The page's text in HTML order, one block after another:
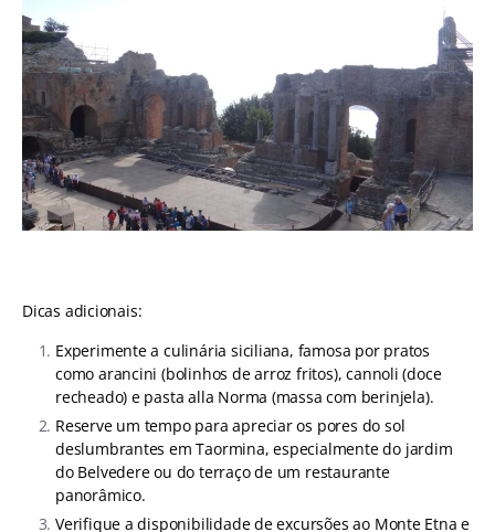
Dicas adicionais:
Experimente a culinária siciliana, famosa por pratos
como arancini (bolinhos de arroz fritos), cannoli (doce
recheado) e pasta alla Norma (massa com berinjela).
Reserve um tempo para apreciar os pores do sol
deslumbrantes em Taormina, especialmente do jardim
do Belvedere ou do terraço de um restaurante
panorâmico.
Verifique a disponibilidade de excursões ao Monte Etna e